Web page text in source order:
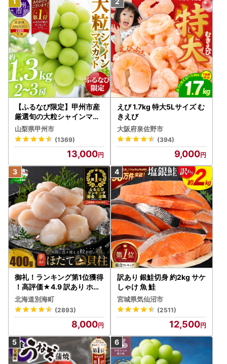
【ふるなび限定】甲州市産
厳選旬の大粒シャインマス
カット 約1.3kg 2～3房【2
026年発送】（MG）B12-
472 FN-Limited-VO シャ
インマスカット フルーツ
山梨県甲州市
(1369)
13,000
えび 1.7kg 特大5Lサイズ む
きえび
大阪府泉佐野市
(394)
9,000
御礼！ランキング第1位獲得
！高評価★4.9 訳あり ホタ
テ 400g（ほたて 帆立 貝柱
冷凍 ）
北海道別海町
(2893)
8,000
訳あり 銀鮭切身 約2kg サケ
しゃけ 魚 鮭
宮城県気仙沼市
(2511)
12,500